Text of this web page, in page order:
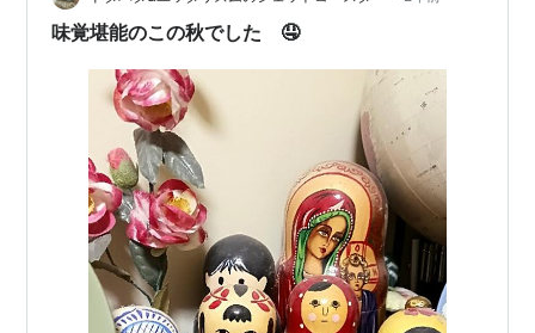
味覚堪能のこの秋でした 🤤